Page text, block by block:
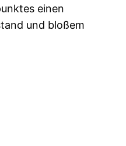
einen
und bloßem